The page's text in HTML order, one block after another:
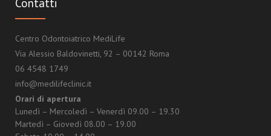
Contatti
Centro Odontoiatrico MediLife
Via Alessio Baldovinetti, 92 – 00142 Roma
06 4548 1749
info@medilifeclinic.it
Orari di apertura
Lunedì – Mercoledì – Venerdì 09.00 – 19.30
Martedì – Giovedì 08.00 – 19.00